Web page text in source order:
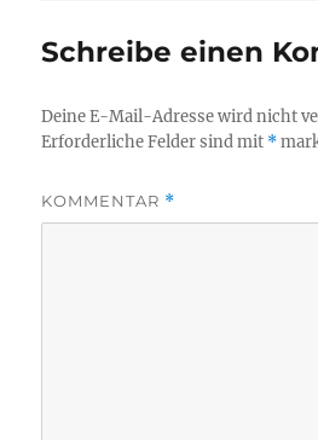
Schreibe einen
Deine E-Mail-Adresse wird nicht
Erforderliche Felder sind mit *
KOMMENTAR *